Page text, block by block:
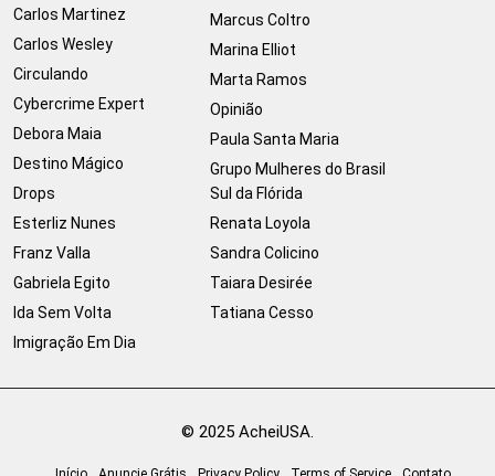
Carlos Martinez
Carlos Wesley
Circulando
Cybercrime Expert
Debora Maia
Destino Mágico
Drops
Esterliz Nunes
Franz Valla
Gabriela Egito
Ida Sem Volta
Imigração Em Dia
Marcus Coltro
Marina Elliot
Marta Ramos
Opinião
Paula Santa Maria
Grupo Mulheres do Brasil
Sul da Flórida
Renata Loyola
Sandra Colicino
Taiara Desirée
Tatiana Cesso
© 2025 AcheiUSA.